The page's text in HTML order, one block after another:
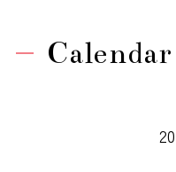
Calendar